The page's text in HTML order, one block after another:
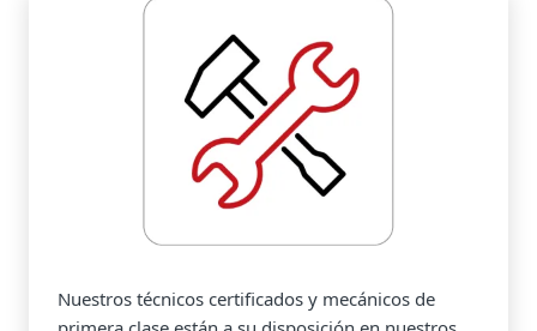
Nuestros técnicos certificados y mecánicos de